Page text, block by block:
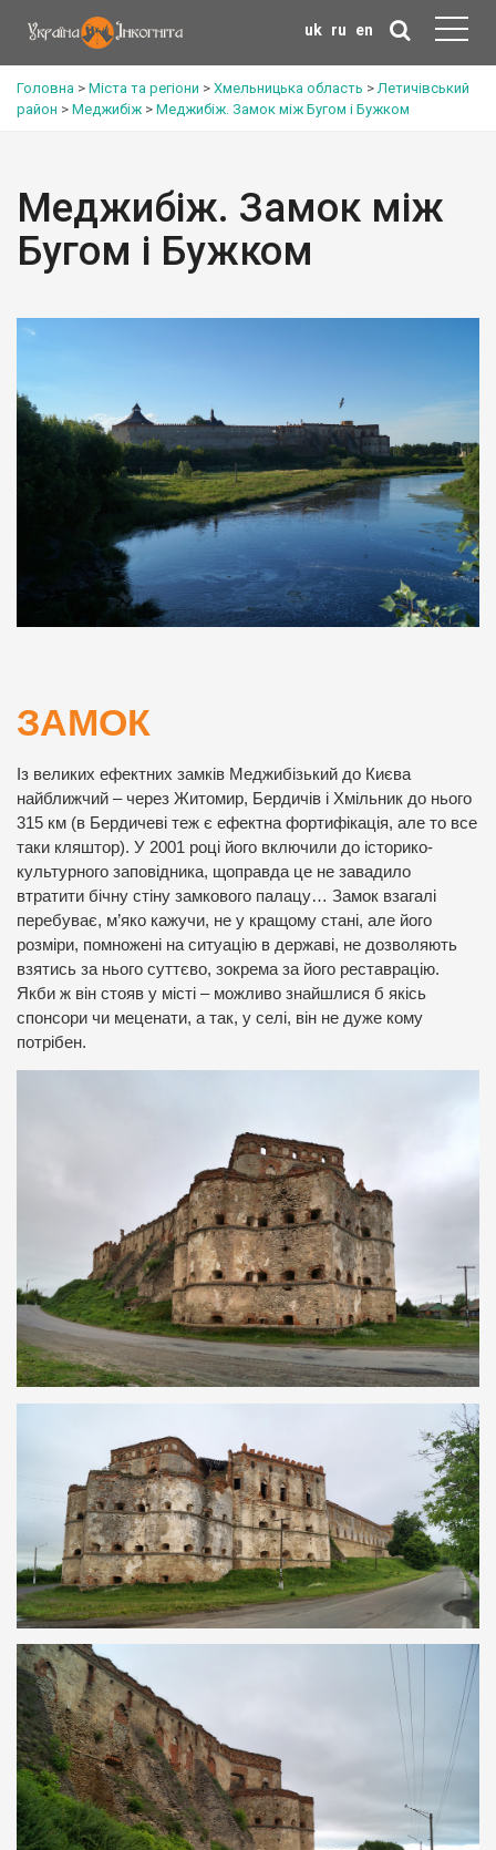
uk ru en
Головна > Міста та регіони > Хмельницька область >Летичівський
район > Меджибіж > Меджибіж. Замок між Бугом і Бужком
Меджибіж. Замок між
Бугом і Бужком
ЗАМОК
Із великих ефектних замків Меджибізький до Києва
найближчий – через Житомир, Бердичів і Хмільник до нього
315 км (в Бердичеві теж є ефектна фортифікація, але то все
таки кляштор). У 2001 році його включили до історико-
культурного заповідника, щоправда це не завадило
втратити бічну стіну замкового палацу… Замок взагалі
перебуває, м’яко кажучи, не у кращому стані, але його
розміри, помножені на ситуацію в державі, не дозволяють
взятись за нього суттєво, зокрема за його реставрацію.
Якби ж він стояв у місті – можливо знайшлися б якісь
спонсори чи меценати, а так, у селі, він не дуже кому
потрібен.